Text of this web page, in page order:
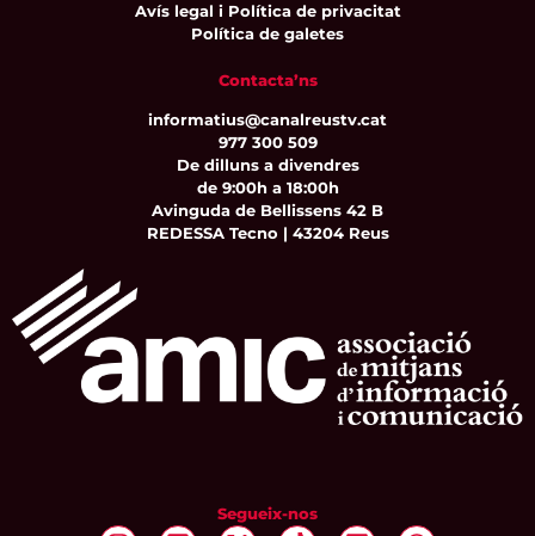
Avís legal i Política de privacitat
Política de galetes
Contacta’ns
informatius@canalreustv.cat
977 300 509
De dilluns a divendres
de 9:00h a 18:00h
Avinguda de Bellissens 42 B
REDESSA Tecno | 43204 Reus
Segueix-nos